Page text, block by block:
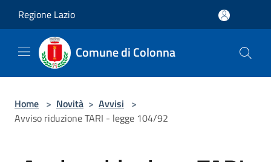
Regione Lazio
Comune di Colonna
Home > Novità > Avvisi >
Avviso riduzione TARI - legge 104/92